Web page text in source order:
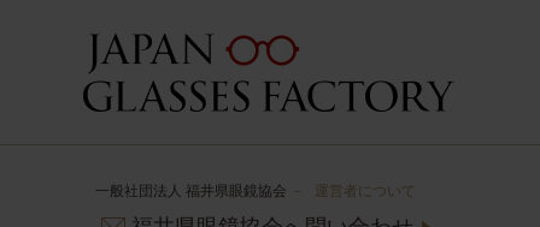
一般社団法人 福井県眼鏡協会 － 運営者について